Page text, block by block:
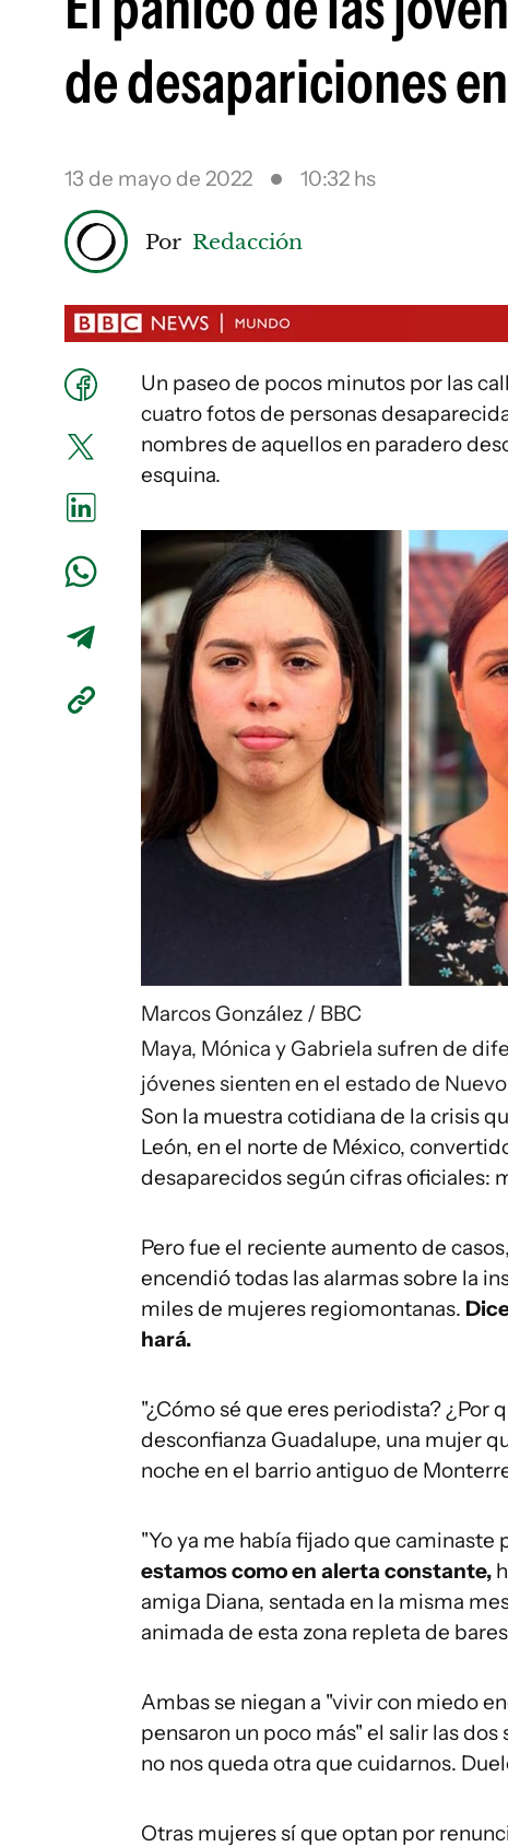
de desapariciones
13 de mayo de 2022 10:32 hs
Por Redacción
Un paseo de pocos minutos por las
cuatro fotos de personas
nombres de aquellos en paradero
esquina.
Marcos González / BBC
Maya, Mónica y Gabriela sufren de
jóvenes sienten en el estado de
Son la muestra cotidiana de la crisis
León, en el norte de México,
desaparecidos según cifras oficiales:
Pero fue el reciente aumento de
encendió todas las alarmas sobre la
miles de mujeres regiomontanas.
hará.
"¿Cómo sé que eres periodista? ¿Por
desconfianza Guadalupe, una mujer
noche en el barrio antiguo de
"Yo ya me había fijado que caminaste
estamos como en alerta constante,
amiga Diana, sentada en la misma
animada de esta zona repleta de
Ambas se niegan a "vivir con miedo
pensaron un poco más" el salir las
no nos queda otra que cuidarnos.
Otras mujeres sí que optan por